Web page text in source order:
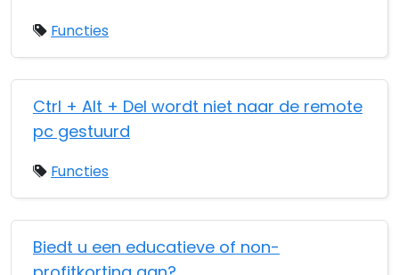
Functies
Ctrl + Alt + Del wordt niet naar de remote
pc gestuurd
Functies
Biedt u een educatieve of non-